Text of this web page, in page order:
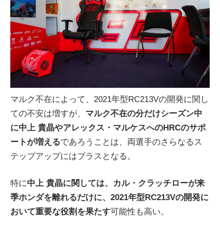
マルク不在によって、2021年型RC213Vの開発に関し
ての不安は増すが、 マルク不在の分だけシーズン中
に中上 貴晶やアレックス・マルケスへのHRCのサポ
ートが増えるであろうことは、両選手のさらなるス
テップアップにはプラスとなる。
特に中上 貴晶に関しては、カル・クラッチローが来
季ホンダを離れるだけに、2021年型RC213Vの開発に
おいて重要な役割を果たす可能性も高い。